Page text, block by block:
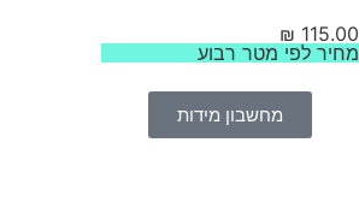
₪
לפי מטר רבוע
מחשבון מידות